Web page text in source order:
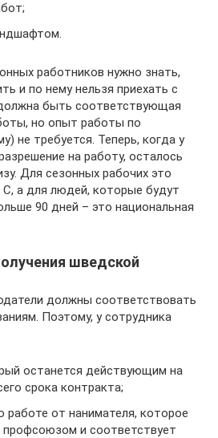
работников нужно знать,
и по нему нельзя приехать с
быть соответствующая
но опыт работы по
не требуется. Теперь, когда у
на работу, осталось
Для сезонных рабочих это
С, а для людей, которые будут
90 дней – это национальная
шведской
должны соответствовать
Поэтому, у сотрудника
останется действующим на
срока контракта;
работе от нанимателя, которое
профсоюзом и соответствует